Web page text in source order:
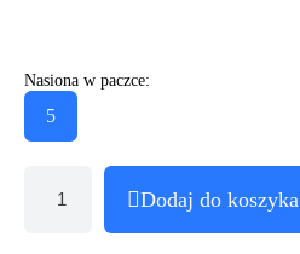
Nasiona w paczce:
5
Dodaj do koszyka